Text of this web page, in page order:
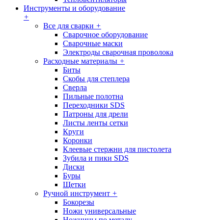
Инструменты и оборудование
+
Все для сварки +
Сварочное оборудование
Сварочные маски
Электроды сварочная проволока
Расходные материалы +
Биты
Скобы для степлера
Сверла
Пильные полотна
Переходники SDS
Патроны для дрели
Листы ленты сетки
Круги
Коронки
Клеевые стержни для пистолета
Зубила и пики SDS
Диски
Буры
Щетки
Ручной инструмент +
Бокорезы
Ножи универсальные